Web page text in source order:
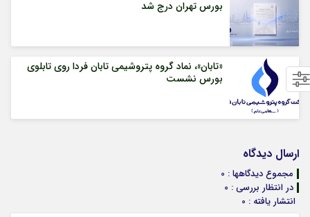
بورس تهران درج شد
«تابان»، نماد گروه پتروشیمی تابان فردا روی تابلوی
بورس نشست
ارسال دیدگاه
مجموع دیدگاهها : 0
در انتظار بررسی : 0
انتشار یافته : 0